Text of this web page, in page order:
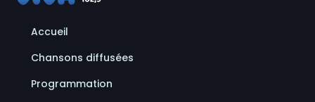
Accueil
Chansons diffusées
Programmation